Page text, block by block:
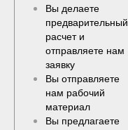
Вы делаете
предварительный
расчет и
отправляете нам
заявку
Вы отправляете
нам рабочий
материал
Вы предлагаете